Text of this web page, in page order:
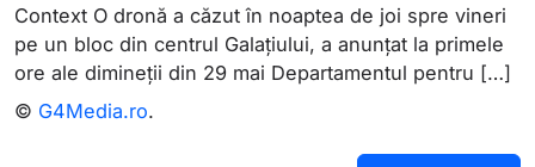
Context O dronă a căzut în noaptea de joi spre vineri
pe un bloc din centrul Galațiului, a anunțat la primele
ore ale dimineții din 29 mai Departamentul pentru […]
© G4Media.ro.